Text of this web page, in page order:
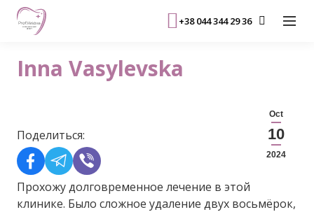
+38 044 344 29 36
Inna Vasylevska
Oct
10
2024
Поделиться:
Прохожу долговременное лечение в этой
клинике. Было сложное удаление двух восьмёрок,